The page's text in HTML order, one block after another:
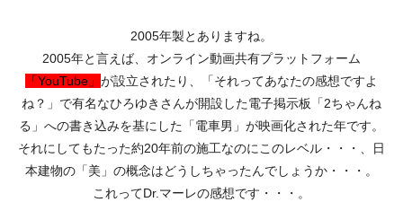
2005年製とありますね。
2005年と言えば、オンライン動画共有プラットフォーム
「YouTube」 が設立されたり、「それってあなたの感想ですよ
ね？」で有名なひろゆきさんが開設した電子掲示板「2ちゃんね
る」への書き込みを基にした「電車男」が映画化された年です。
それにしてもたった約20年前の施工なのにこのレベル・・・、日
本建物の「美」の概念はどうしちゃったんでしょうか・・・。
これってDr.マーレの感想です・・・。